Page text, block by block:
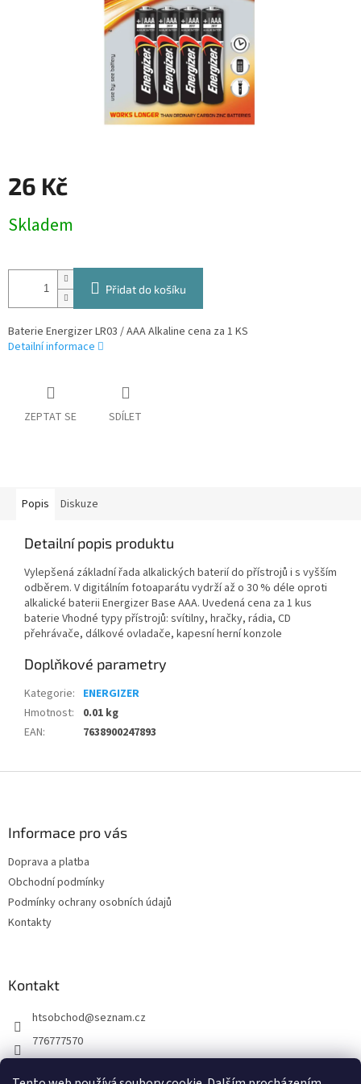
26 Kč
cena:
Skladem
Přidat do košíku
Baterie Energizer LR03 / AAA Alkaline cena za 1 KS
Detailní informace
ZEPTAT SE SDÍLET
Popis Diskuze
Detailní popis produktu
Vylepšená základní řada alkalických baterií do přístrojů i s vyšším
odběrem. V digitálním fotoaparátu vydrží až o 30 % déle oproti
alkalické baterii Energizer Base AAA. Uvedená cena za 1 kus
baterie Vhodné typy přístrojů: svítilny, hračky, rádia, CD
přehrávače, dálkové ovladače, kapesní herní konzole
Doplňkové parametry
Kategorie: ENERGIZER
Hmotnost:
0.01 kg
EAN: 7638900247893
Informace pro vás
Doprava a platba
Obchodní podmínky
Podmínky ochrany osobních údajů
Kontakty
Kontakt
htsobchod@seznam.cz
776777570